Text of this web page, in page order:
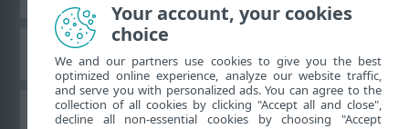
ESET-i teabebaas
ESET-i foorum
Your account, your cookies
choice
We and our partners use cookies to give you the best
optimized online experience, analyze our website traffic,
and serve you with personalized ads. You can agree to the
collection of all cookies by clicking "Accept all and close",
decline all non-essential cookies by choosing "Accept